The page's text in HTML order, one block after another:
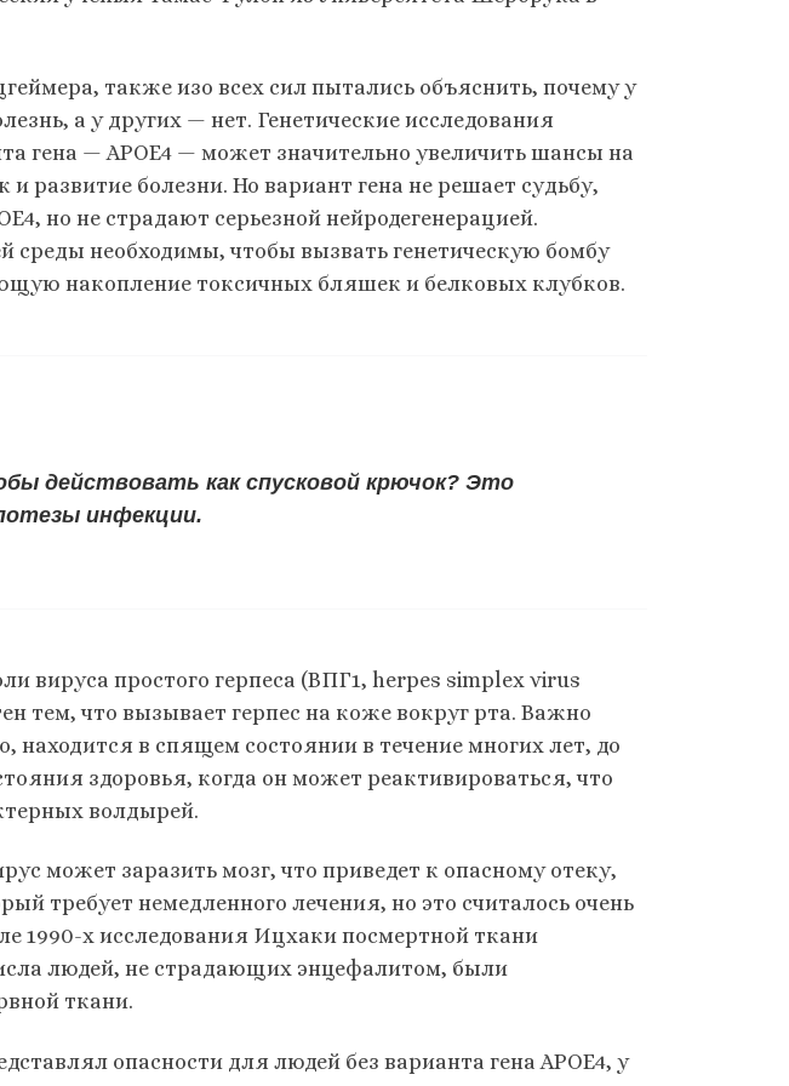
также изо всех сил пытались объяснить, почему у
а у других — нет. Генетические исследования
гена — APOE4 — может значительно увеличить шансы на
развитие болезни. Но вариант гена не решает судьбу,
но не страдают серьезной нейродегенерацией.
необходимы, чтобы вызвать генетическую бомбу
накопление токсичных бляшек и белковых клубков.
действовать как спусковой крючок? Это
инфекции.
вируса простого герпеса (ВПГ1, herpes simplex virus
тем, что вызывает герпес на коже вокруг рта. Важно
находится в спящем состоянии в течение многих лет, до
здоровья, когда он может реактивироваться, что
волдырей.
может заразить мозг, что приведет к опасному отеку,
требует немедленного лечения, но это считалось очень
1990-х исследования Ицхаки посмертной ткани
людей, не страдающих энцефалитом, были
ткани.
опасности для людей без варианта гена APOE4, у